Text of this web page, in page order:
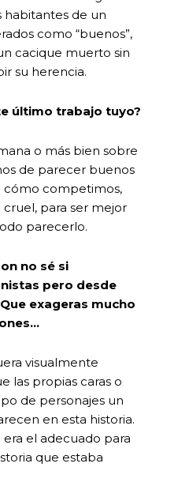
habitantes de un
como “buenos”,
cacique muerto sin
su herencia.
último trabajo tuyo?
o más bien sobre
de parecer buenos
cómo competimos,
para ser mejor
parecerlo.
no sé si
pero desde
exageras mucho
visualmente
las propias caras o
de personajes un
en esta historia.
el adecuado para
que estaba